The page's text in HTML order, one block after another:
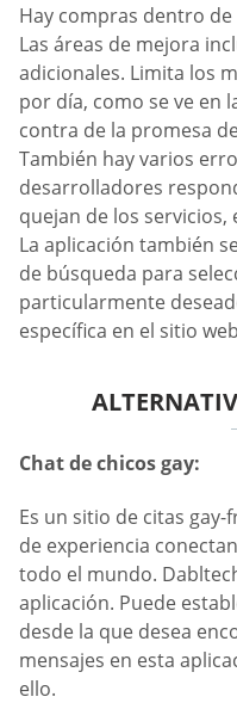
Hay compras dentro
Las áreas de mejora
adicionales. Limita los
por día, como se ve en
contra de la promesa
También hay varios
desarrolladores
quejan de los servicios,
La aplicación también
de búsqueda para
particularmente
específica en el sitio
Chat de chicos gay:
Es un sitio de citas
de experiencia
todo el mundo.
aplicación. Puede
desde la que desea
mensajes en esta
ello.